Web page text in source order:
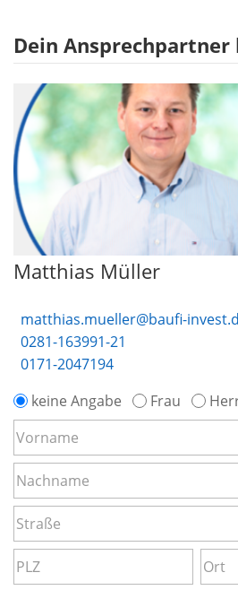
Dein Ansprechpartner
Matthias Müller
matthias.mueller@baufi-
0281-163991-21
0171-2047194
keine Angabe
Frau